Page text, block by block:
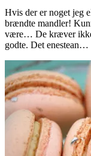
Hvis der er noget jeg
brændte mandler!
være… De kræver ikke
godte. Det enestean…